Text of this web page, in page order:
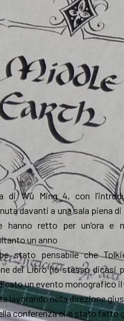
di Wu Ming 4, con
davanti a una sala piena
hanno retto per un’ora e
un anno
stato pensabile che
del Libro (lo stesso dicasi
un evento monografico il
lavorando nella direzione
conferenza ci è stato fatto